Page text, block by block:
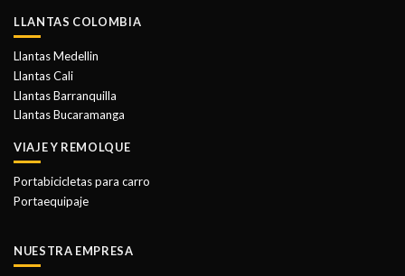
LLANTAS COLOMBIA
Llantas Medellin
Llantas Cali
Llantas Barranquilla
Llantas Bucaramanga
VIAJE Y REMOLQUE
Portabicicletas para carro
Portaequipaje
NUESTRA EMPRESA